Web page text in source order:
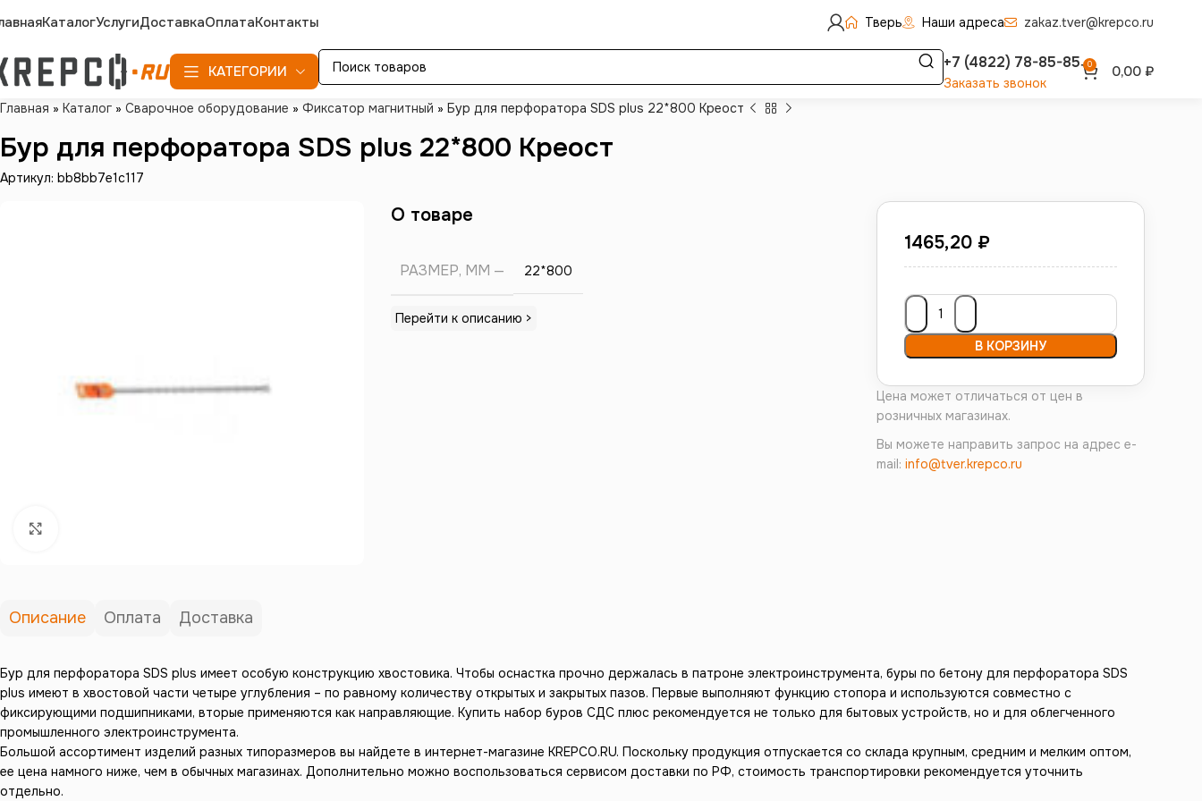
КаталогУслугиДоставкаОплатаКонтакты Тверь Наши адреса zakaz.tver@krepco.ru
КАТЕГОРИИ +7 (4822) 78-85-85
Заказать звонок
0 0,00 ₽
Главная » Каталог » Сварочное оборудование » Фиксатор магнитный » Бур для перфоратора SDS plus 22*800 Креост
Бур для перфоратора SDS plus 22*800 Креост
Артикул: bb8bb7e1c117
1465,20 ₽
В КОРЗИНУ
Цена может отличаться от цен в
розничных магазинах.
Вы можете направить запрос на адрес e-
mail: info@tver.krepco.ru
О товаре
РАЗМЕР, ММ 22*800
Перейти к описанию >
Описание Оплата Доставка
Бур для перфоратора SDS plus имеет особую конструкцию хвостовика. Чтобы оснастка прочно держалась в патроне электроинструмента, буры по бетону для перфоратора SDS
plus имеют в хвостовой части четыре углубления – по равному количеству открытых и закрытых пазов. Первые выполняют функцию стопора и используются совместно с
фиксирующими подшипниками, вторые применяются как направляющие. Купить набор буров СДС плюс рекомендуется не только для бытовых устройств, но и для облегченного
промышленного электроинструмента.
Большой ассортимент изделий разных типоразмеров вы найдете в интернет-магазине KREPCO.RU. Поскольку продукция отпускается со склада крупным, средним и мелким оптом,
ее цена намного ниже, чем в обычных магазинах. Дополнительно можно воспользоваться сервисом доставки по РФ, стоимость транспортировки рекомендуется уточнить
отдельно.